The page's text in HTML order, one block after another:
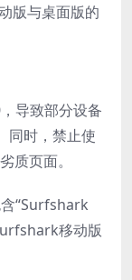
版与桌面版的
导致部分设备
同时，禁止使
质页面。
“Surfshark
移动版